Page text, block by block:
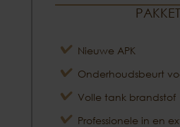
PAKKET
Nieuwe APK
Onderhoudsbeurt
Volle tank brandstof
Professionele in en